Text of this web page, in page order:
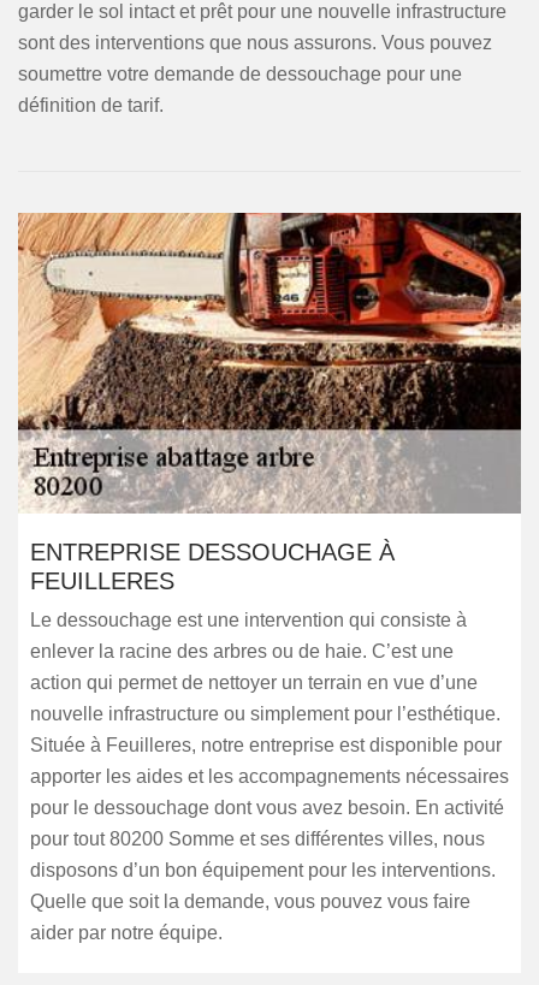
garder le sol intact et prêt pour une nouvelle infrastructure
sont des interventions que nous assurons. Vous pouvez
soumettre votre demande de dessouchage pour une
définition de tarif.
ENTREPRISE DESSOUCHAGE À
FEUILLERES
Le dessouchage est une intervention qui consiste à
enlever la racine des arbres ou de haie. C’est une
action qui permet de nettoyer un terrain en vue d’une
nouvelle infrastructure ou simplement pour l’esthétique.
Située à Feuilleres, notre entreprise est disponible pour
apporter les aides et les accompagnements nécessaires
pour le dessouchage dont vous avez besoin. En activité
pour tout 80200 Somme et ses différentes villes, nous
disposons d’un bon équipement pour les interventions.
Quelle que soit la demande, vous pouvez vous faire
aider par notre équipe.